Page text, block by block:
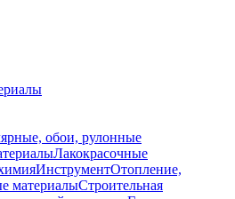
обои, рулонные
Лакокрасочные
ИнструментОтопление,
материалыСтроительная